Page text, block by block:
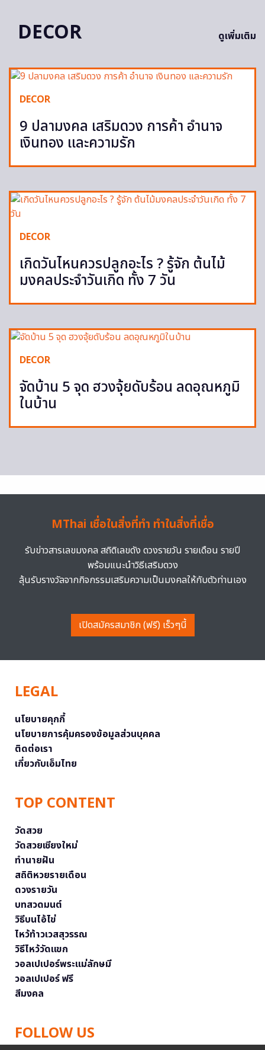
DECOR ดูเพิ่มเติม
DECOR
9 ปลามงคล เสริมดวง การค้า อำนาจ
เงินทอง และความรัก
DECOR
เกิดวันไหนควรปลูกอะไร ? รู้จัก ต้นไม้
มงคลประจำวันเกิด ทั้ง 7 วัน
DECOR
จัดบ้าน 5 จุด ฮวงจุ้ยดับร้อน ลดอุณหภูมิ
ในบ้าน
MThai เชื่อในสิ่งที่ทำ ทำในสิ่งที่เชื่อ
รับข่าวสารเลขมงคล สถิติเลขดัง ดวงรายวัน รายเดือน รายปี
พร้อมแนะนำวิธีเสริมดวง
ลุ้นรับรางวัลจากกิจกรรมเสริมความเป็นมงคลให้กับตัวท่านเอง
เปิดสมัครสมาชิก (ฟรี) เร็วๆนี้
LEGAL
นโยบายคุกกี้
นโยบายการคุ้มครองข้อมูลส่วนบุคคล
ติดต่อเรา
เกี่ยวกับเอ็มไทย
TOP CONTENT
วัดสวย
วัดสวยเชียงใหม่
ทำนายฝัน
สถิติหวยรายเดือน
ดวงรายวัน
บทสวดมนต์
วิธีบนไอ้ไข่
ไหว้ท้าวเวสสุวรรณ
วิธีไหว้วัดแขก
วอลเปเปอร์พระแม่ลักษมี
วอลเปเปอร์ ฟรี
สีมงคล
FOLLOW US